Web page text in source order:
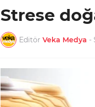
Strese
Editör Veka Medya -